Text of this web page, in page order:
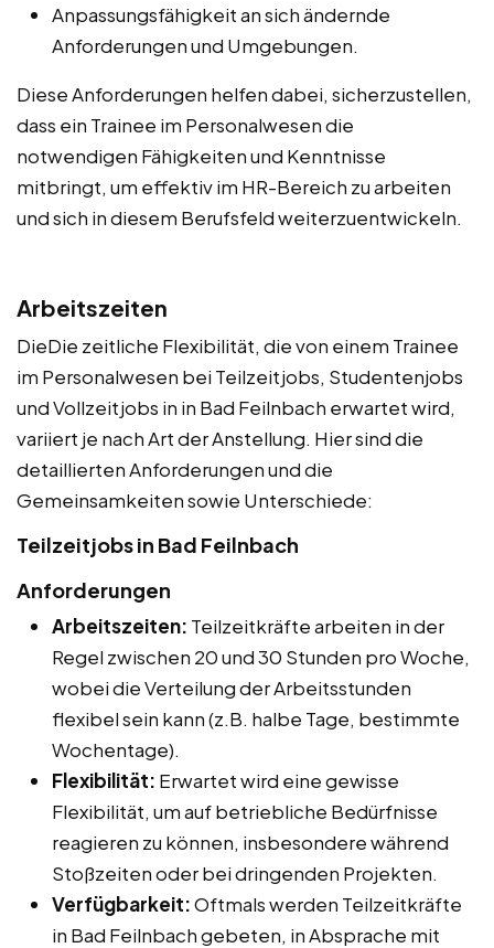
Anpassungsfähigkeit an sich ändernde
Anforderungen und Umgebungen.
Diese Anforderungen helfen dabei, sicherzustellen,
dass ein Trainee im Personalwesen die
notwendigen Fähigkeiten und Kenntnisse
mitbringt, um effektiv im HR-Bereich zu arbeiten
und sich in diesem Berufsfeld weiterzuentwickeln.
Arbeitszeiten
DieDie zeitliche Flexibilität, die von einem Trainee
im Personalwesen bei Teilzeitjobs, Studentenjobs
und Vollzeitjobs in in Bad Feilnbach erwartet wird,
variiert je nach Art der Anstellung. Hier sind die
detaillierten Anforderungen und die
Gemeinsamkeiten sowie Unterschiede:
Teilzeitjobs in Bad Feilnbach
Anforderungen
Arbeitszeiten: Teilzeitkräfte arbeiten in der
Regel zwischen 20 und 30 Stunden pro Woche,
wobei die Verteilung der Arbeitsstunden
flexibel sein kann (z.B. halbe Tage, bestimmte
Wochentage).
Flexibilität: Erwartet wird eine gewisse
Flexibilität, um auf betriebliche Bedürfnisse
reagieren zu können, insbesondere während
Stoßzeiten oder bei dringenden Projekten.
Verfügbarkeit:Oftmals werden Teilzeitkräfte
in Bad Feilnbach gebeten, in Absprache mit